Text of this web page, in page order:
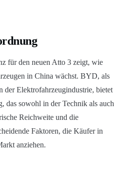
für den neuen Atto 3 zeigt, wie
in China wächst. BYD, als
der Elektrofahrzeugindustrie, bietet
das sowohl in der Technik als auch
Reichweite und die
Faktoren, die Käufer in
anziehen.